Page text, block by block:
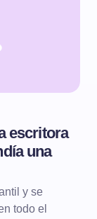
escritora
una
y se
todo el